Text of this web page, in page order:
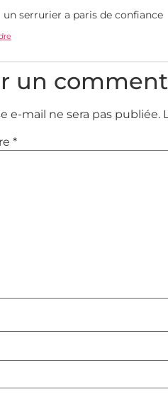
un serrurier a paris de confiance
un
e-mail ne sera pas publiée.
*